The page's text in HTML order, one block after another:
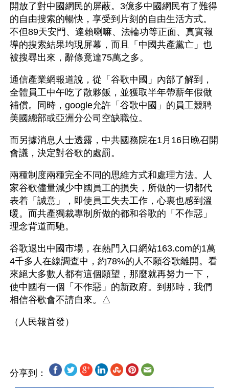
開放了對中國網民的屏蔽。3億多中國網民有了難得
的自由搜索的暢快，享受到片刻的自由生活方式。
不但89天安門、達賴喇嘛、法輪功等正面、真實報
導的搜索結果均現屏幕，而且「中國共產黨亡」也
被搜尋出來，辭條竟達75萬之多。
通信產業網報道說，從「谷歌中國」內部了解到，
全體員工中午吃了散夥飯，並獲取半年帶薪年假做
補償。同時，google允許「谷歌中國」的員工競聘
美國總部或亞洲分公司空缺職位。
而另據消息人士透露，中共國務院在1月16日晚召開
會議，決定對谷歌的處罰。
兩種制度兩種完全不同的思維方式和處理方法。人
家谷歌儘量減少中國員工的損失，所做的一切都代
表着「誠意」，即使員工失去工作，心裏也感到溫
暖。而共產獨裁專制所做的都和谷歌的「不作惡」
理念背道而馳。
谷歌退出中國市場，在熱門入口網站163.com的1萬
4千多人在線調查中，約78%的人不願谷歌離開。看
來絕大多數人都有這個願望，那麼就再努力一下，
使中國有一個「不作惡」的新政府。到那時，我們
相信谷歌會不請自來。△
分享到：